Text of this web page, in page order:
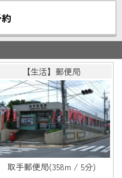
【生活】郵便局
取手郵便局(358m / 5分)